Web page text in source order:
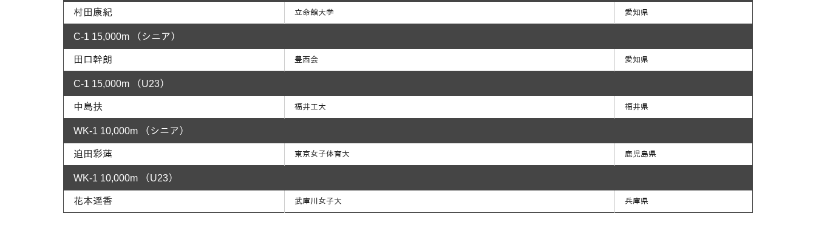
村田康紀 立命館大学 愛知県
C-1 15,000m （シニア）
田口幹朗 豊西会 愛知県
C-1 15,000m （U23）
中島扶 福井工大 福井県
WK-1 10,000m （シニア）
迫田彩蓮 東京女子体育大 鹿児島県
WK-1 10,000m （U23）
花本遥香 武庫川女子大 兵庫県